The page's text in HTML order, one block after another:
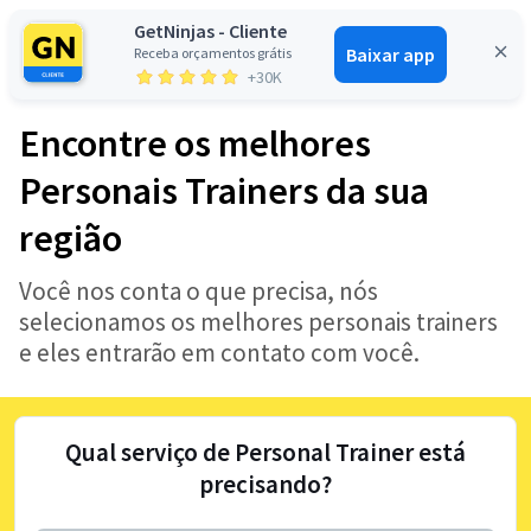
GetNinjas - Cliente
Receba orçamentos grátis
+30K
Baixar app
Entrar
Encontre os melhores
Personais Trainers da sua
região
Você nos conta o que precisa, nós
selecionamos os melhores personais trainers
e eles entrarão em contato com você.
Qual serviço de Personal Trainer está
precisando?